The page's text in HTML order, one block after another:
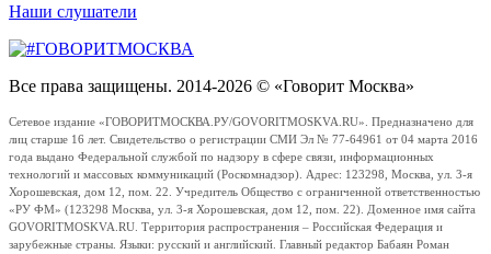
Наши слушатели
Все права защищены. 2014-2026 © «Говорит Москва»
Сетевое издание «ГОВОРИТМОСКВА.РУ/GOVORITMOSKVA.RU». Предназначено для
лиц старше 16 лет. Свидетельство о регистрации СМИ Эл № 77-64961 от 04 марта 2016
года выдано Федеральной службой по надзору в сфере связи, информационных
технологий и массовых коммуникаций (Роскомнадзор). Адрес: 123298, Москва, ул. 3-я
Хорошевская, дом 12, пом. 22. Учредитель Общество с ограниченной ответственностью
«РУ ФМ» (123298 Москва, ул. 3-я Хорошевская, дом 12, пом. 22). Доменное имя сайта
GOVORITMOSKVA.RU. Территория распространения – Российская Федерация и
зарубежные страны. Языки: русский и английский. Главный редактор Бабаян Роман